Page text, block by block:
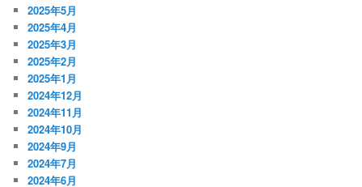
2025年5月
2025年4月
2025年3月
2025年2月
2025年1月
2024年12月
2024年11月
2024年10月
2024年9月
2024年7月
2024年6月